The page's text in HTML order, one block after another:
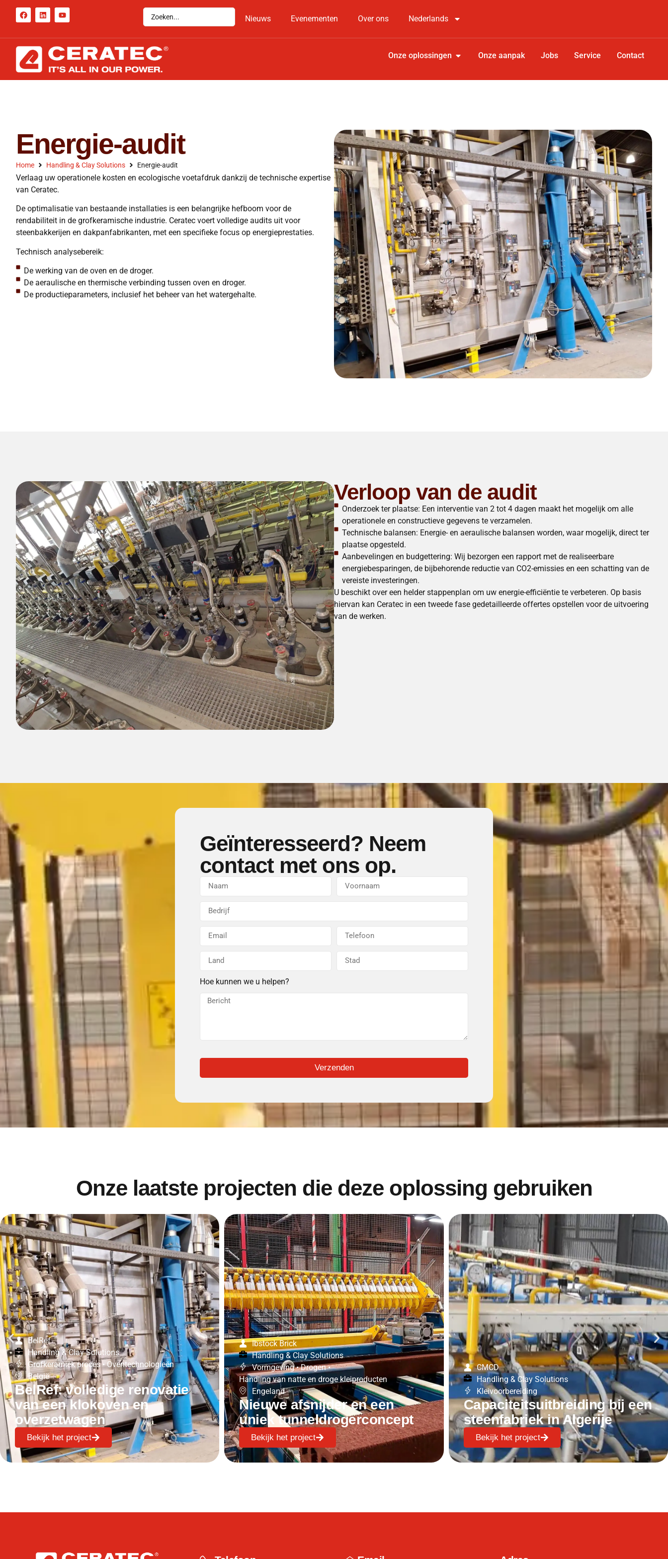
Nieuws Evenementen Over ons Nederlands
Onze oplossingen Onze aanpak Jobs Service Contact
Energie-audit
Home Handling & Clay Solutions Energie-audit
Verlaag uw operationele kosten en ecologische voetafdruk dankzij de technische expertise
van Ceratec.
De optimalisatie van bestaande installaties is een belangrijke hefboom voor de
rendabiliteit in de grofkeramische industrie. Ceratec voert volledige audits uit voor
steenbakkerijen en dakpanfabrikanten, met een specifieke focus op energieprestaties.
Technisch analysebereik:
De werking van de oven en de droger.
De aeraulische en thermische verbinding tussen oven en droger.
De productieparameters, inclusief het beheer van het watergehalte.
Verloop van de audit
Onderzoek ter plaatse: Een interventie van 2 tot 4 dagen maakt het mogelijk om alle
operationele en constructieve gegevens te verzamelen.
Technische balansen: Energie- en aeraulische balansen worden, waar mogelijk, direct ter
plaatse opgesteld.
Aanbevelingen en budgettering: Wij bezorgen een rapport met de realiseerbare
energiebesparingen, de bijbehorende reductie van CO2-emissies en een schatting van de
vereiste investeringen.
U beschikt over een helder stappenplan om uw energie-efficiëntie te verbeteren. Op basis
hiervan kan Ceratec in een tweede fase gedetailleerde offertes opstellen voor de uitvoering
van de werken.
Geïnteresseerd? Neem
contact met ons op.
Hoe kunnen we u helpen?
Verzenden
Onze laatste projecten die deze oplossing gebruiken
BelRef
Handling & Clay Solutions
Grofkeramiek proces • Oventechnologieën
België
BelRef: volledige renovatie
van een klokoven en
overzetwagen
Bekijk het project
Ibstock Brick
Handling & Clay Solutions
Vormgeving • Drogen •
Handling van natte en droge kleiproducten
Engeland
Nieuwe afsnijder en een
uniek tunneldrogerconcept
Bekijk het project
CMCD
Handling & Clay Solutions
Kleivoorbereiding
Capaciteitsuitbreiding bij een
steenfabriek in Algerije
Bekijk het project